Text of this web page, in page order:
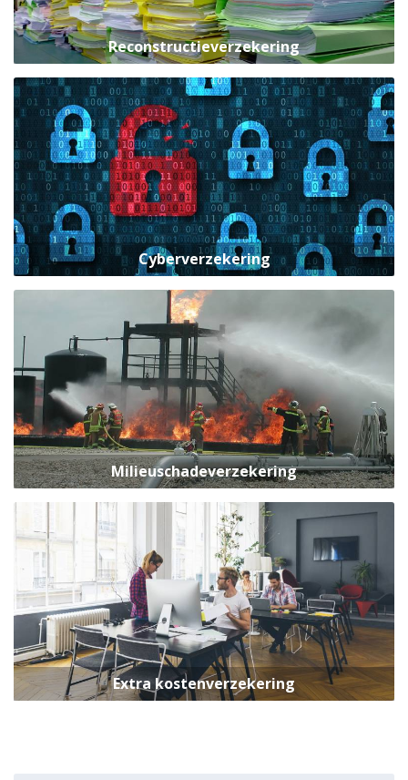
Reconstructieverzekering
Cyberverzekering
Milieuschadeverzekering
Extra kostenverzekering